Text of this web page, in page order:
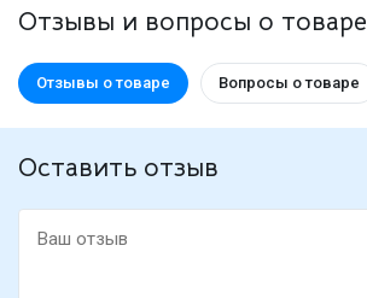
Отзывы и вопросы о товаре
Отзывы о товаре Вопросы о товаре
Оставить отзыв